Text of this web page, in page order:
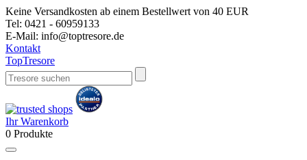
Keine Versandkosten ab einem Bestellwert von 40 EUR
Tel: 0421 - 60959133
E-Mail: info@toptresore.de
Kontakt
TopTresore
Ihr Warenkorb
0 Produkte